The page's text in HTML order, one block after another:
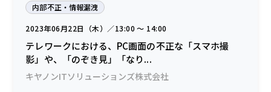
内部不正・情報漏洩
2023年06月22日（木）／13:00 〜 14:00
テレワークにおける、PC画面の不正な「スマホ撮
影」や、「のぞき見」「なり...
キヤノンITソリューションズ株式会社